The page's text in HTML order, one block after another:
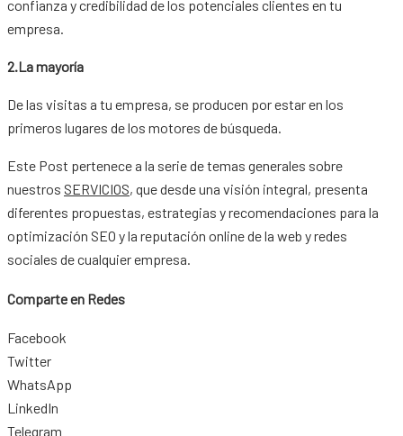
confianza y credibilidad de los potenciales clientes en tu
empresa.
2.La mayoría
De las visitas a tu empresa, se producen por estar en los
primeros lugares de los motores de búsqueda.
Este Post pertenece a la serie de temas generales sobre
nuestros SERVICIOS, que desde una visión integral, presenta
diferentes propuestas, estrategias y recomendaciones para la
optimización SEO y la reputación online de la web y redes
sociales de cualquier empresa.
Comparte en Redes
Facebook
Twitter
WhatsApp
LinkedIn
Telegram